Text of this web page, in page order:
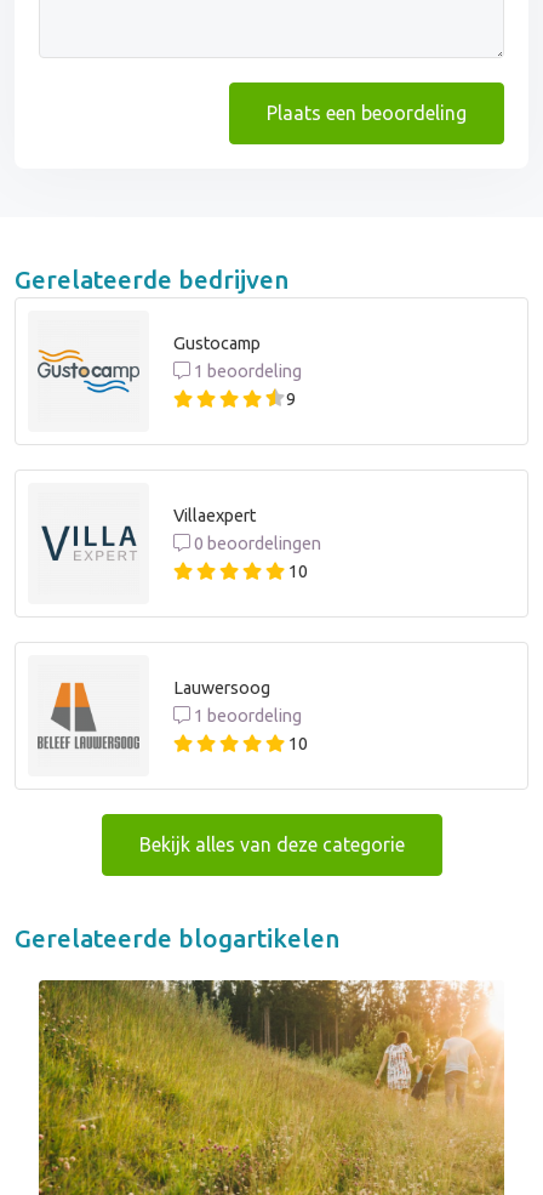
Plaats een beoordeling
Gerelateerde bedrijven
Gustocamp
1 beoordeling
9
Villaexpert
0 beoordelingen
10
Lauwersoog
1 beoordeling
10
Bekijk alles van deze categorie
Gerelateerde blogartikelen